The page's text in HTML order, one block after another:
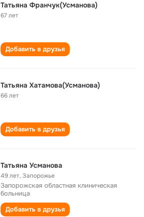
Татьяна Франчук(Усманова)
67 лет
Добавить в друзья
Татьяна Хатамова(Усманова)
66 лет
Добавить в друзья
Татьяна Усманова
49 лет,Запорожье
Запорожская областная клиническая
больница
Добавить в друзья